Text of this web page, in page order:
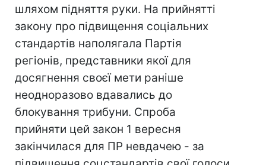
шляхом підняття руки. На прийнятті
закону про підвищення соціальних
стандартів наполягала Партія
регіонів, представники якої для
досягнення своєї мети раніше
неодноразово вдавались до
блокування трибуни. Спроба
прийняти цей закон 1 вересня
закінчилася для ПР невдачею - за